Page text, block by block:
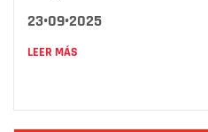
23•09•2025
LEER MÁS